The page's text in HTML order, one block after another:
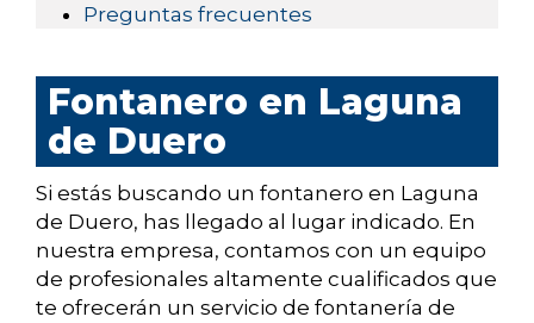
Preguntas frecuentes
Fontanero en Laguna
de Duero
Si estás buscando un fontanero en Laguna
de Duero, has llegado al lugar indicado. En
nuestra empresa, contamos con un equipo
de profesionales altamente cualificados que
te ofrecerán un servicio de fontanería de